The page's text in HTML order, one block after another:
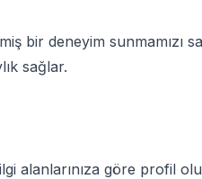
bir deneyim sunmamızı
sağlar.
alanlarınıza göre profil